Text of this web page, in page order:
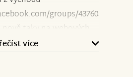
groups/
nově taky na webových
dogeast.webnode.cz/ .
více